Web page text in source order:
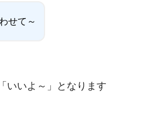
せて～
いいよ～」となります